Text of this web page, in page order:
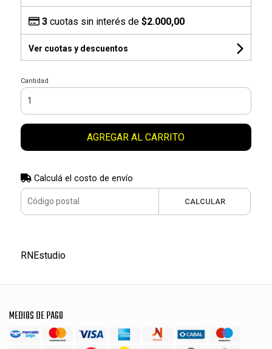
3cuotas sin interés de $2.000,00
Ver cuotas y descuentos
Cantidad
AGREGAR AL CARRITO
Calculá el costo de envío
CALCULAR
RNEstudio
MEDIOS DE PAGO